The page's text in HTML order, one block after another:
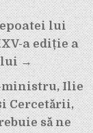
lui
a ediție a
→
ministru, Ilie
Cercetării,
să ne